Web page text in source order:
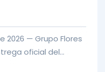
2026 — Grupo Flores
oficial del